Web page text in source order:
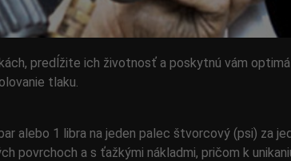
predĺžite ich životnosť a poskytnú vám
tlaku.
alebo 1 libra na jeden palec štvorcový (psi) za
povrchoch a s ťažkými nákladmi, pričom k